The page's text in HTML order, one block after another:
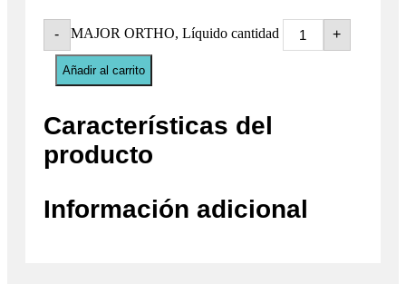
- MAJOR ORTHO, Líquido cantidad +
Añadir al carrito
Características del
producto
Información adicional